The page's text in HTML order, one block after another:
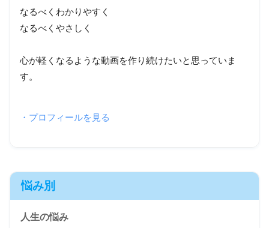
なるべくわかりやすく
なるべくやさしく
心が軽くなるような動画を作り続けたいと思っていま
す。
・プロフィールを見る
悩み別
人生の悩み